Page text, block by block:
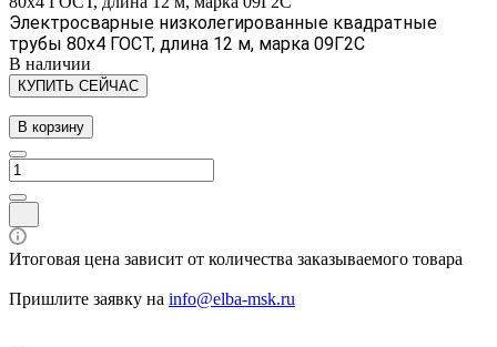
Электросварные низколегированные квадратные
трубы 80х4 ГОСТ, длина 12 м, марка 09Г2С
В наличии
КУПИТЬ СЕЙЧАС
В корзину
Итоговая цена зависит от количества заказываемого товара
Пришлите заявку на info@elba-msk.ru